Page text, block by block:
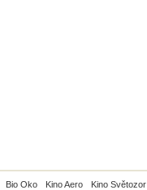
Bio Oko Kino Aero Kino Světozor